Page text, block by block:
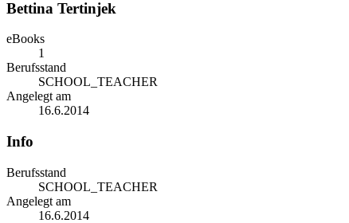
Bettina Tertinjek
eBooks
1
Berufsstand
SCHOOL_TEACHER
Angelegt am
16.6.2014
Info
Berufsstand
SCHOOL_TEACHER
Angelegt am
16.6.2014